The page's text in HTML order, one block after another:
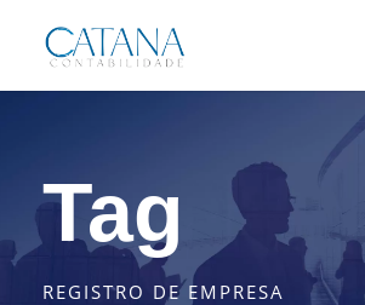
Tag
REGISTRO DE EMPRESA